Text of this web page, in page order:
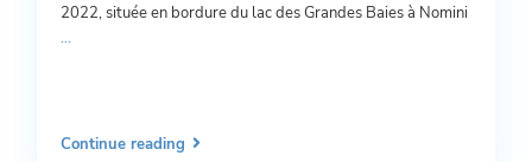
2022, située en bordure du lac des Grandes Baies à Nomini
...
Continue reading